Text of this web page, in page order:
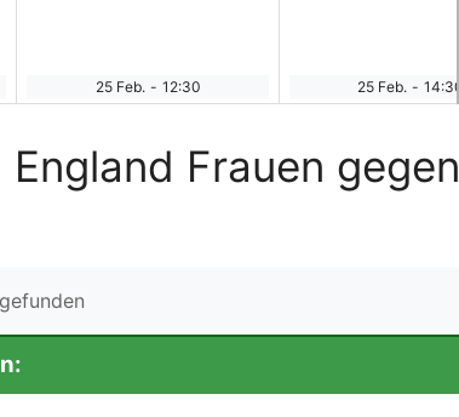
25 Feb. - 12:30 25 Feb. - 14:30
Frauen gegen